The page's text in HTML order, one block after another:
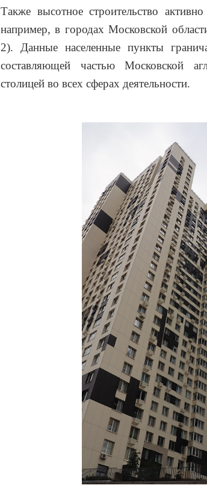
Также высотное строительство
например, в городах Московской
2). Данные населенные пункты
составляющей частью Московской
столицей во всех сферах деятельности.